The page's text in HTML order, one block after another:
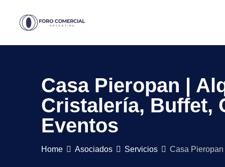
Casa Pieropan |
Cristalería, Buffet,
Eventos
Home Asociados Servicios Casa